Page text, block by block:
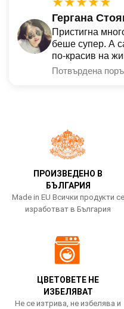
Гергана
Пристигна
беше супер. А
по-красив на
Потвърдена
ПРОИЗВЕДЕНО В
БЪЛГАРИЯ
Made in EU Всички продукти се
изработват в България
ЦВЕТОВЕТЕ НЕ
ИЗБЕЛЯВАТ
Не се изтрива, не избелява и